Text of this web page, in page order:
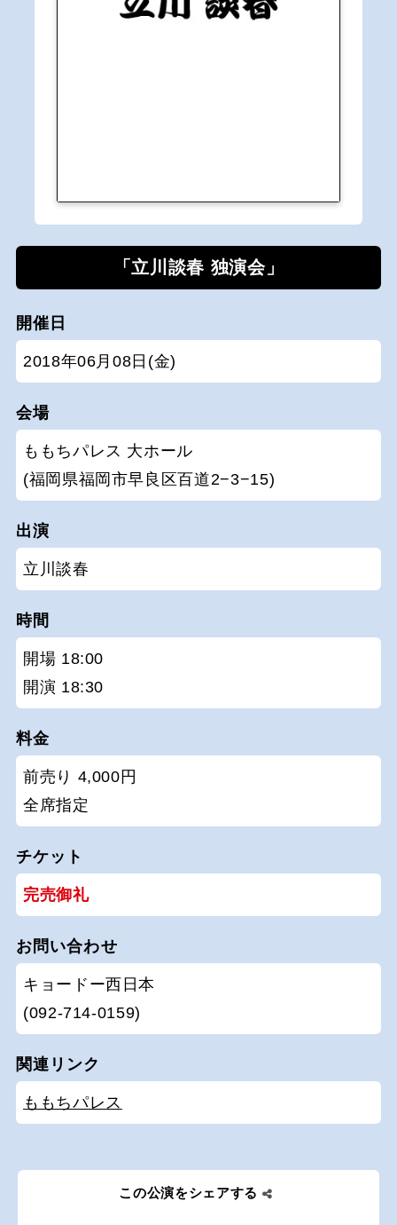
「立川談春 独演会」
開催日
2018年06月08日(金)
会場
ももちパレス 大ホール
(福岡県福岡市早良区百道2−3−15)
出演
立川談春
時間
開場 18:00
開演 18:30
料金
前売り 4,000円
全席指定
チケット
完売御礼
お問い合わせ
キョードー西日本
(092-714-0159)
関連リンク
ももちパレス
この公演をシェアする